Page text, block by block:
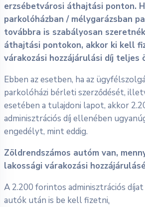
erzsébetvárosi áthajtási ponton.
parkolóházban / mélygarázsban
továbbra is szabályosan
áthajtási pontokon, akkor ki kell
várakozási hozzájárulási díj teljes
Ebben az esetben, ha az
parkolóházi bérleti szerződését,
esetében a tulajdoni lapot, akkor
adminisztrációs díj ellenében
engedélyt, mint eddig.
Zöldrendszámos autóm van,
lakossági várakozási
A 2.200 forintos adminisztrációs
autók után is be kell fizetni.